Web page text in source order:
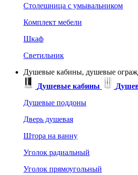
Столешница с умывальником
Комплект мебели
Шкаф
Светильник
Душевые кабины, душевые
Душевые кабины
Душевые поддоны
Дверь душевая
Штора на ванну
Уголок радиальный
Уголок прямоугольный